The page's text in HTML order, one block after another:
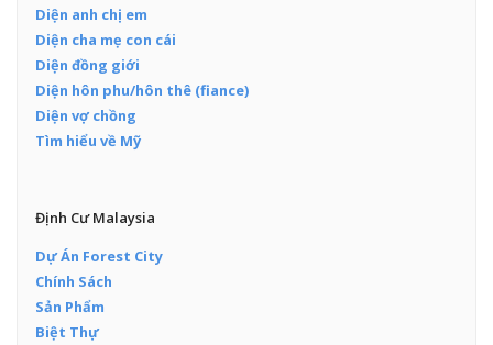
Diện anh chị em
Diện cha mẹ con cái
Diện đồng giới
Diện hôn phu/hôn thê (fiance)
Diện vợ chồng
Tìm hiểu về Mỹ
Định Cư Malaysia
Dự Án Forest City
Chính Sách
Sản Phẩm
Biệt Thự